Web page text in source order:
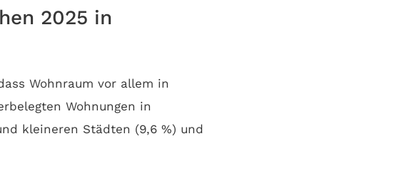
2025 in
Wohnraum vor allem in
Wohnungen in
kleineren Städten (9,6 %) und